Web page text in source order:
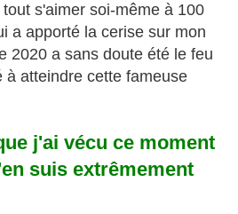
s'aimer soi-même à 100
a apporté la cerise sur mon
2020 a sans doute été le feu
à atteindre cette fameuse
j'ai vécu ce moment
suis extrêmement